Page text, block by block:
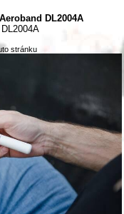
DL2004A
stránku